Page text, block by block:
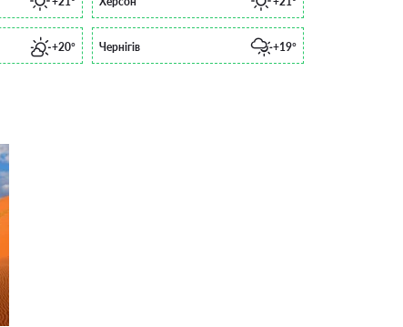
+20° Чернігів +19°